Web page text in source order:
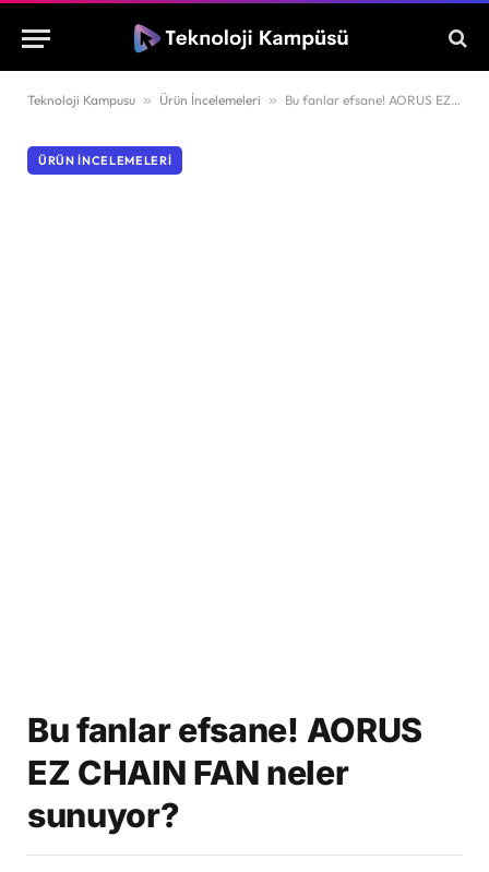
Teknoloji Kampusu » Ürün İncelemeleri » Bu fanlar efsane! AORUS EZ CHAIN FAN neler sunuyor?
ÜRÜN İNCELEMELERI
Bu fanlar efsane! AORUS
EZ CHAIN FAN neler
sunuyor?